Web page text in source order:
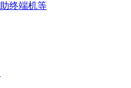
终端机等